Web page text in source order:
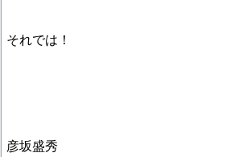
それでは！
彦坂盛秀